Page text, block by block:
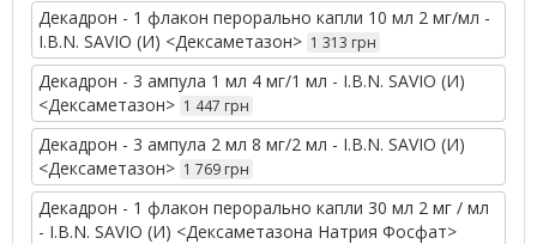
Декадрон - 1 флакон перорально капли 10 мл 2 мг/мл -
I.B.N. SAVIO (И) <Дексаметазон> 1 313 грн
Декадрон - 3 ампула 1 мл 4 мг/1 мл - I.B.N. SAVIO (И)
<Дексаметазон> 1 447 грн
Декадрон - 3 ампула 2 мл 8 мг/2 мл - I.B.N. SAVIO (И)
<Дексаметазон> 1 769 грн
Декадрон - 1 флакон перорально капли 30 мл 2 мг / мл
- I.B.N. SAVIO (И) <Дексаметазона Натрия Фосфат>